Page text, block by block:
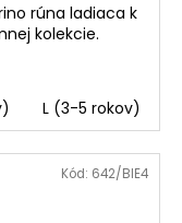
rúna ladiaca k
kolekcie.
L (3-5 rokov)
Kód: 642/BIE4